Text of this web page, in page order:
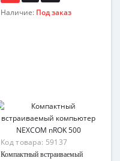
Наличие: Под заказ
Код товара: 59137
Компактный встраиваемый